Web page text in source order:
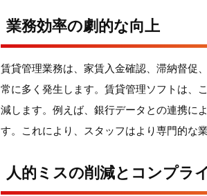
業務効率の劇的な向上
賃貸管理業務は、家賃入金確認、滞納督促
常に多く発生します。賃貸管理ソフトは、
減します。例えば、銀行データとの連携に
す。これにより、スタッフはより専門的な
人的ミスの削減とコンプラ